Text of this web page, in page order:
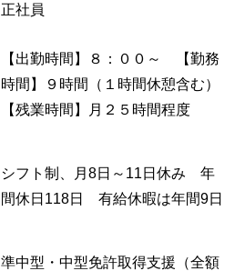
正社員
【出勤時間】８：００～ 【勤務
時間】９時間（１時間休憩含む）
【残業時間】月２５時間程度
シフト制、月8日～11日休み 年
間休日118日 有給休暇は年間9日
準中型・中型免許取得支援（全額